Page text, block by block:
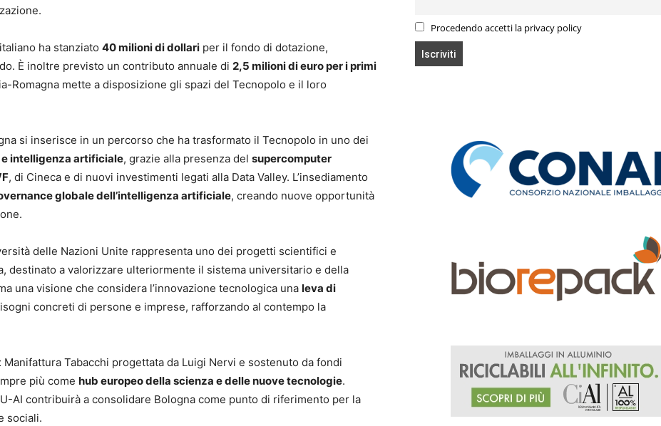
ha stanziato 40 milioni di dollari per il fondo di dotazione,
È inoltre previsto un contributo annuale di 2,5 milioni di euro per i primi
Romagna mette a disposizione gli spazi del Tecnopolo e il loro
si inserisce in un percorso che ha trasformato il Tecnopolo in uno dei
intelligenza artificiale, grazie alla presenza del supercomputer
, di Cineca e di nuovi investimenti legati alla Data Valley. L’insediamento
globale dell’intelligenza artificiale, creando nuove opportunità
delle Nazioni Unite rappresenta uno dei progetti scientifici e
destinato a valorizzare ulteriormente il sistema universitario e della
una visione che considera l’innovazione tecnologica una leva di
concreti di persone e imprese, rafforzando al contempo la
Manifattura Tabacchi progettata da Luigi Nervi e sostenuto da fondi
più come hub europeo della scienza e delle nuove tecnologie.
AI contribuirà a consolidare Bologna come punto di riferimento per la
sociali.
Procedendo accetti la privacy policy